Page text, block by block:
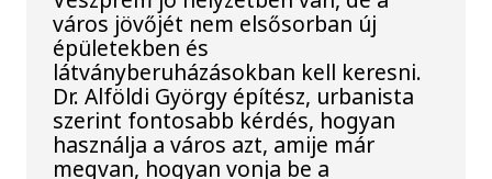
város jövőjét nem elsősorban új
épületekben és
látványberuházásokban kell keresni.
Dr. Alföldi György építész, urbanista
szerint fontosabb kérdés, hogyan
használja a város azt, amije már
megvan, hogyan vonja be a